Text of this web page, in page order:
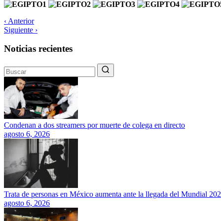
‹ Anterior
Siguiente ›
Noticias recientes
Condenan a dos streamers por muerte de colega en directo
agosto 6, 2026
Trata de personas en México aumenta ante la llegada del Mundial
agosto 6, 2026